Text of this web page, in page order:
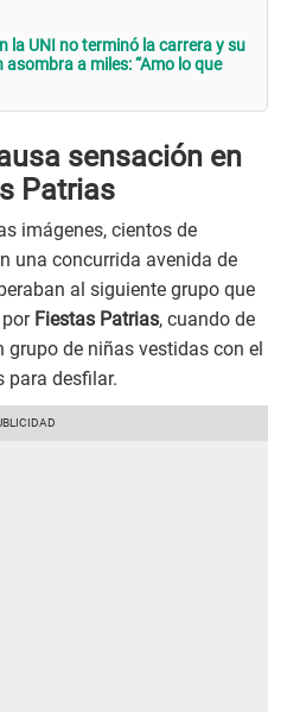
la UNI no terminó la carrera y su
a miles: “Amo lo que
sensación en
Patrias
imágenes, cientos de
una concurrida avenida de
al siguiente grupo que
Fiestas Patrias, cuando de
de niñas vestidas con el
para desfilar.